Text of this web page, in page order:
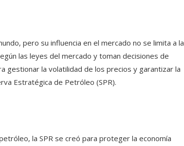
pero su influencia en el mercado no se limita a la
las leyes del mercado y toman decisiones de
gestionar la volatilidad de los precios y garantizar la
Estratégica de Petróleo (SPR).
la SPR se creó para proteger la economía